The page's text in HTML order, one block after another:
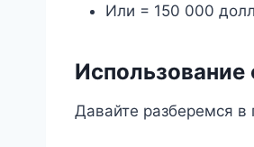
Или = 150 000
Давайте разберемся в